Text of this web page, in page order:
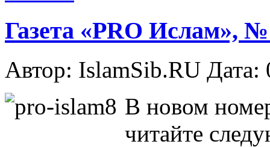
Газета «PRO Ислам», №
Автор: IslamSib.RU Дата:
В новом
читайте